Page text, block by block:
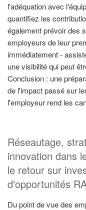
l'adéquation avec
quantifiez les
également prévoir des
employeurs de leur
immédiatement -
une visibilité qui peut
Conclusion : une
de l'impact passé sur
l'employeur rend les
Réseautage,
innovation dans
le retour sur
d'opportunités
Du point de vue des